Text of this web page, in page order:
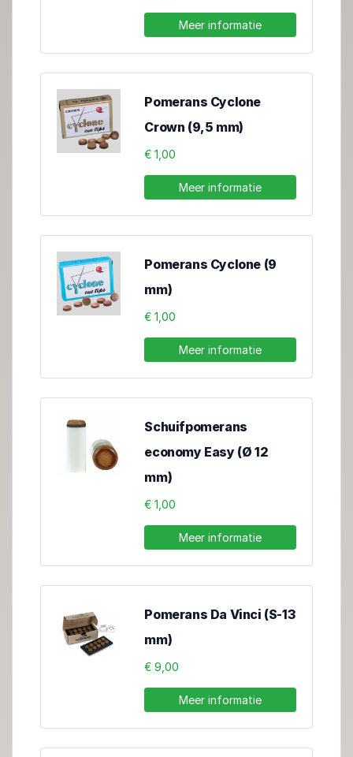
Meer informatie
Pomerans Cyclone
Crown (9,5 mm)
€ 1,00
Meer informatie
Pomerans Cyclone (9
mm)
€ 1,00
Meer informatie
Schuifpomerans
economy Easy (Ø 12
mm)
€ 1,00
Meer informatie
Pomerans Da Vinci (S-13
mm)
€ 9,00
Meer informatie